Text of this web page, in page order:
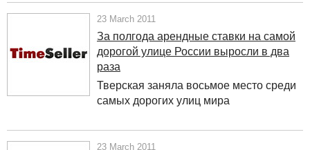
23 March 2011
За полгода арендные ставки на самой
дорогой улице России выросли в два
раза
Тверская заняла восьмое место среди
самых дорогих улиц мира
23 March 2011